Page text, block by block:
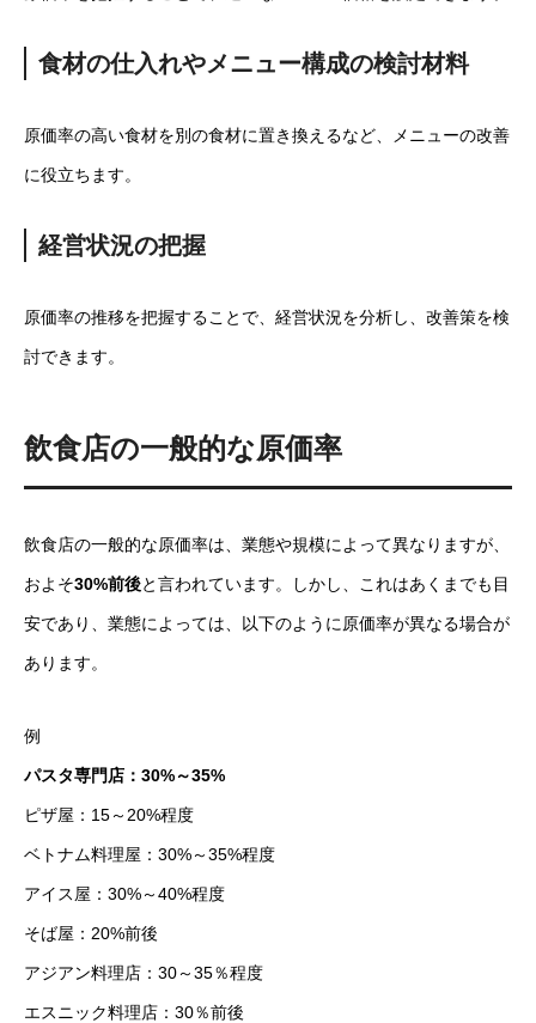
食材の仕入れやメニュー構成の検討材料
原価率の高い食材を別の食材に置き換えるなど、メニューの改善
に役立ちます。
経営状況の把握
原価率の推移を把握することで、経営状況を分析し、改善策を検
討できます。
飲食店の一般的な原価率
飲食店の一般的な原価率は、業態や規模によって異なりますが、
およそ30%前後と言われています。しかし、これはあくまでも目
安であり、業態によっては、以下のように原価率が異なる場合が
あります。
例
パスタ専門店：30%～35%
ピザ屋：15～20%程度
ベトナム料理屋：30%～35%程度
アイス屋：30%～40%程度
そば屋：20%前後
アジアン料理店：30～35％程度
エスニック料理店：30％前後